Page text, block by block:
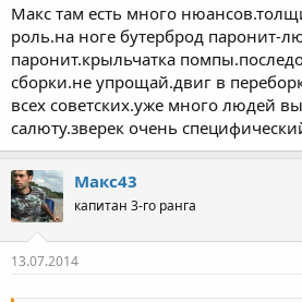
Макс там есть много
роль.на ноге бутерброд паронит-
паронит.крыльчатка
сборки.не упрощай.двиг в
всех советских.уже много людей
салюту.зверек очень
Макс43
капитан 3-го ранга
13.07.2014